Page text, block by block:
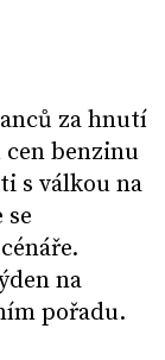
za hnutí
benzinu
s válkou na
se
na
pořadu.